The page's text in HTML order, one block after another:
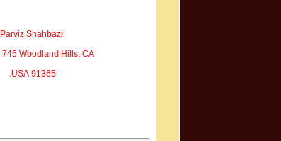
Parviz Shahbazi
745 Woodland Hills, CA
91365 USA.